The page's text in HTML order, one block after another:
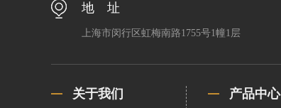
地 址
上海市闵行区虹梅南路1755号1幢1层
关于我们 产品中心